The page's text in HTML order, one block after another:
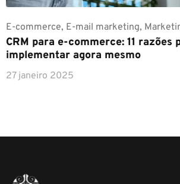
E-commerce, E-mail marketing,
CRM para e-commerce: 11 razões
implementar agora mesmo
27 janeiro 2025